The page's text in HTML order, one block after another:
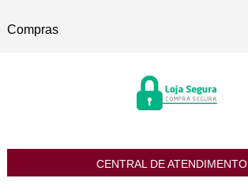
Compras
CENTRAL DE ATENDIMENTO